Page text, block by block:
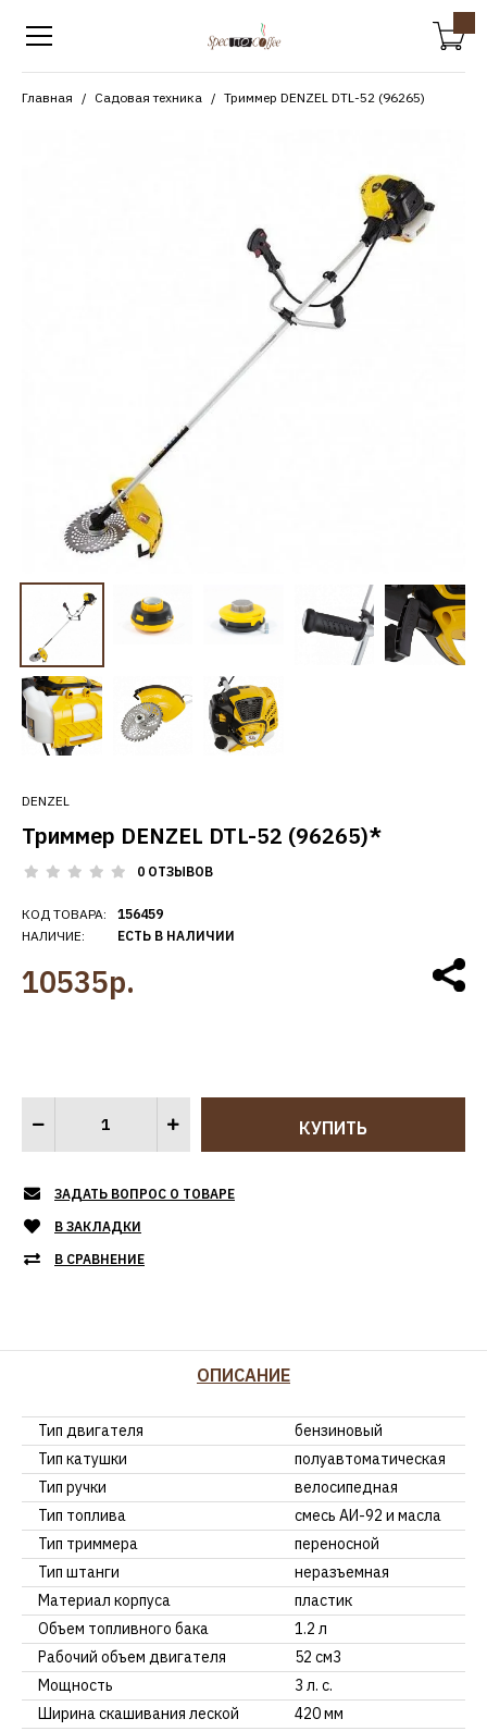
Главная Садовая техника Триммер DENZEL DTL-52 (96265)
DENZEL
Триммер DENZEL DTL-52 (96265)*
0 ОТЗЫВОВ
КОД ТОВАРА:
НАЛИЧИЕ:
156459
ЕСТЬ В НАЛИЧИИ
10535р.
ЗАДАТЬ ВОПРОС О ТОВАРЕ
В ЗАКЛАДКИ
В СРАВНЕНИЕ
ОПИСАНИЕ
Тип двигателя
бензиновый
Тип катушки
полуавтоматическая
Тип ручки
велосипедная
Тип топлива
смесь АИ-92 и масла
Тип триммера
переносной
Тип штанги
неразъемная
Материал корпуса
пластик
Объем топливного бака
1.2 л
Рабочий объем двигателя
52 см3
Мощность
3 л. с.
Ширина скашивания леской
420 мм